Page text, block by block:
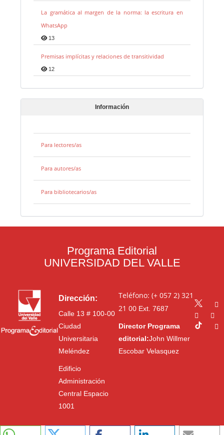
La gramática al margen de la norma: la escritura en
WhatsApp
13
Premisas implícitas y relaciones de transitividad
12
Información
Para lectores/as
Para autores/as
Para bibliotecarios/as
Programa Editorial
UNIVERSIDAD DEL VALLE
Dirección:
Calle 13 # 100-00
Ciudad
Universitaria
Meléndez
Edificio
Administración
Central Espacio
1001
Teléfono: (+ 057 2) 321
21 00Ext. 7687
Director Programa
editorial:John Willmer
Escobar Velasquez